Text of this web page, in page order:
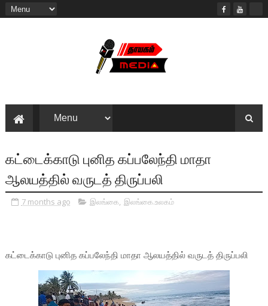
கட்டைக்காடு புனித கப்பலேந்தி மாதா
ஆலயத்தில் வருடத் திருப்பலி
7 months ago இலங்கை, இலங்கை.உலகம்
கட்டைக்காடு புனித கப்பலேந்தி மாதா ஆலயத்தில் வருடத் திருப்பலி